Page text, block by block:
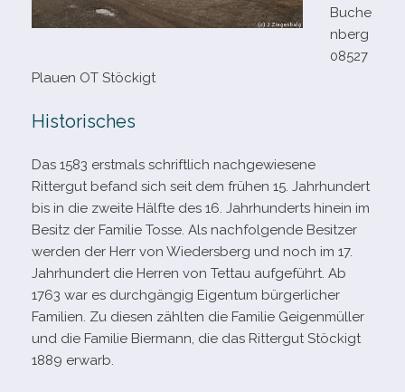
Buche
nberg
08527
Plauen OT Stöckigt
Historisches
Das 1583 erst­mals schrift­lich nach­ge­wie­sene
Rittergut befand sich seit dem frü­hen 15. Jahrhundert
bis in die zweite Hälfte des 16. Jahrhunderts hin­ein im
Besitz der Familie Tosse. Als nach­fol­gende Besitzer
wer­den der Herr von Wiedersberg und noch im 17.
Jahrhundert die Herren von Tettau auf­ge­führt. Ab
1763 war es durch­gän­gig Eigentum bür­ger­li­cher
Familien. Zu die­sen zähl­ten die Familie Geigenmüller
und die Familie Biermann, die das Rittergut Stöckigt
1889 erwarb.